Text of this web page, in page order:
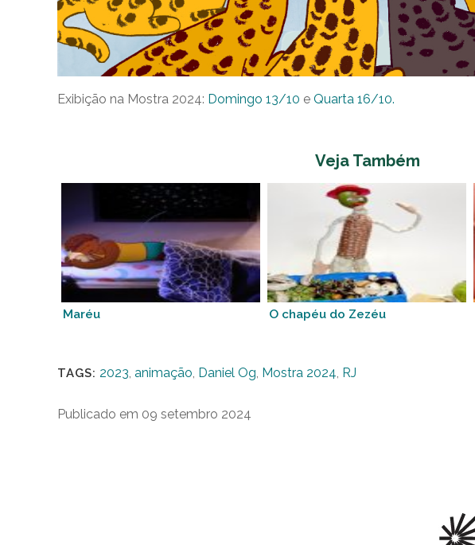
Exibição na Mostra 2024: Domingo 13/10 e Quarta 16/10.
Veja Também
Maréu O chapéu do Zezéu
TAGS: 2023 animação Daniel Og Mostra 2024 RJ
Publicado em 09 setembro 2024